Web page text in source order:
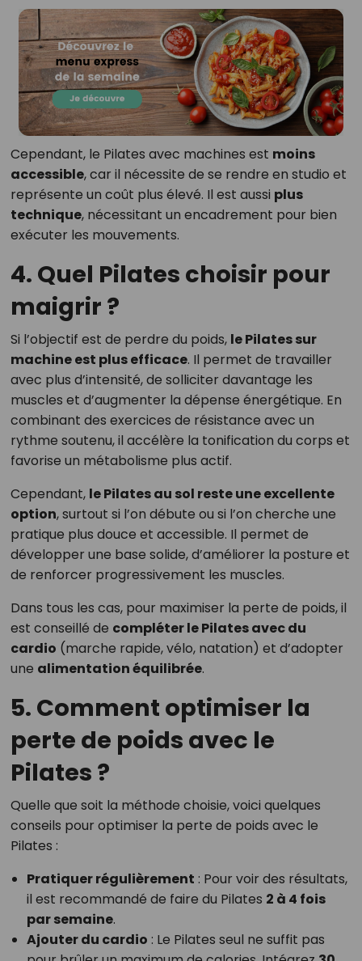
Cependant, le Pilates avec machines est moins
accessible, car il nécessite de se rendre en studio et
représente un coût plus élevé. Il est aussi plus
technique, nécessitant un encadrement pour bien
exécuter les mouvements.
4. Quel Pilates choisir pour
maigrir ?
Si l’objectif est de perdre du poids, le Pilates sur
machine est plus efficace. Il permet de travailler
avec plus d’intensité, de solliciter davantage les
muscles et d’augmenter la dépense énergétique. En
combinant des exercices de résistance avec un
rythme soutenu, il accélère la tonification du corps et
favorise un métabolisme plus actif.
Cependant, le Pilates au sol reste une excellente
option, surtout si l’on débute ou si l’on cherche une
pratique plus douce et accessible. Il permet de
développer une base solide, d’améliorer la posture et
de renforcer progressivement les muscles.
Dans tous les cas, pour maximiser la perte de poids, il
est conseillé de compléter le Pilates avec du
cardio (marche rapide, vélo, natation) et d’adopter
une alimentation équilibrée.
5. Comment optimiser la
perte de poids avec le
Pilates ?
Quelle que soit la méthode choisie, voici quelques
conseils pour optimiser la perte de poids avec le
Pilates :
Pratiquer régulièrement : Pour voir des résultats,
il est recommandé de faire du Pilates 2 à 4 fois
par semaine.
Ajouter du cardio : Le Pilates seul ne suffit pas